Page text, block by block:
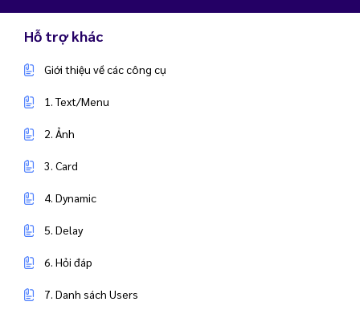
Hỗ trợ khác
Giới thiệu về các công cụ
1. Text/Menu
2. Ảnh
3. Card
4. Dynamic
5. Delay
6. Hỏi đáp
7. Danh sách Users